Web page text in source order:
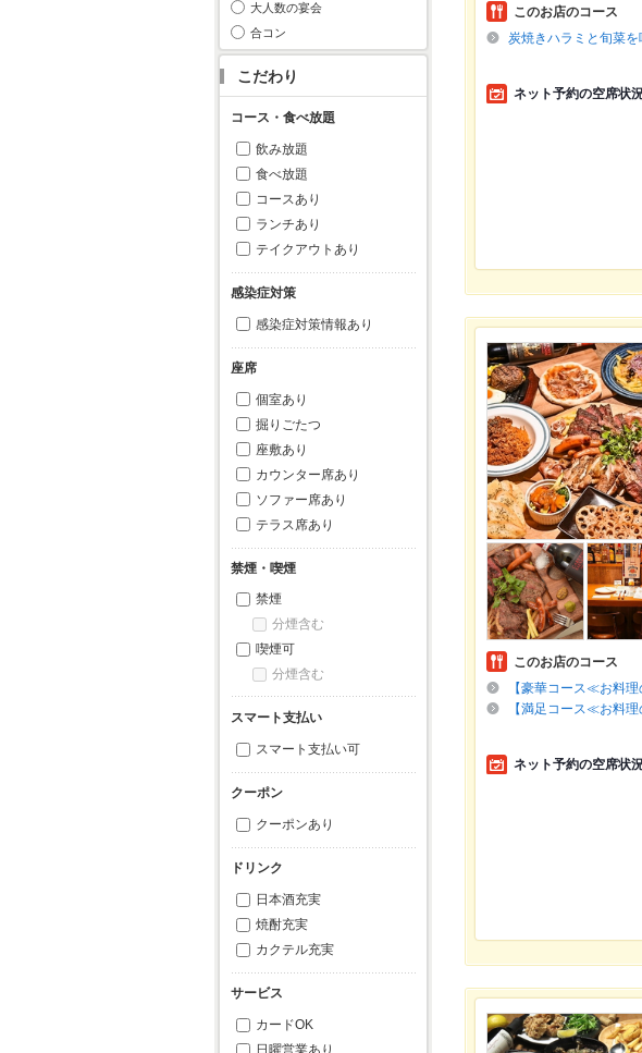
大人数の宴会
合コン
こだわり
コース・食べ放題
飲み放題
食べ放題
コースあり
ランチあり
テイクアウトあり
感染症対策
感染症対策情報あり
座席
個室あり
掘りごたつ
座敷あり
カウンター席あり
ソファー席あり
テラス席あり
禁煙・喫煙
禁煙
分煙含む
喫煙可
分煙含む
スマート支払い
スマート支払い可
クーポン
クーポンあり
ドリンク
日本酒充実
焼酎充実
カクテル充実
サービス
カードOK
このお店のコース
炭焼きハラミと旬菜
ネット予約の空席状
このお店のコース
【豪華コース≪お料
【満足コース≪お料
ネット予約の空席状